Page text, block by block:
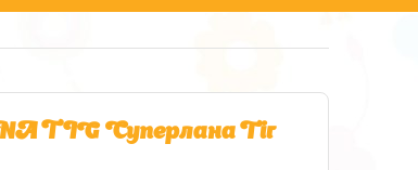
TIG Суперлана Тіг